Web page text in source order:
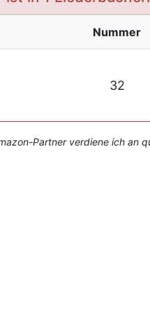
Nummer
32
Partner verdiene ich an